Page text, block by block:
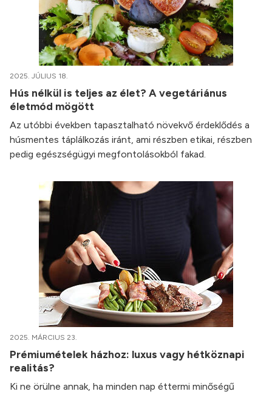
2025. JÚLIUS 18.
Hús nélkül is teljes az élet? A vegetáriánus
életmód mögött
Az utóbbi években tapasztalható növekvő érdeklődés a
húsmentes táplálkozás iránt, ami részben etikai, részben
pedig egészségügyi megfontolásokból fakad.
2025. MÁRCIUS 23.
Prémiumételek házhoz: luxus vagy hétköznapi
realitás?
Ki ne örülne annak, ha minden nap éttermi minőségű